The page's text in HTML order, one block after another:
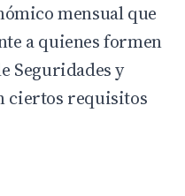
mensual que
a quienes formen
Seguridades y
ciertos requisitos